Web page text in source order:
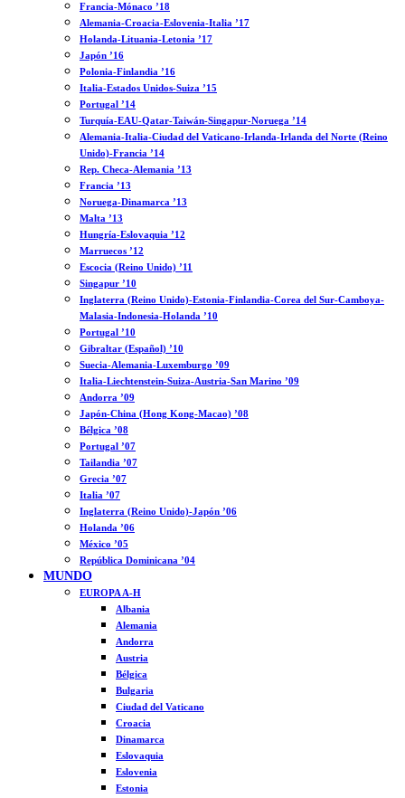
Francia-Mónaco ’18
Alemania-Croacia-Eslovenia-Italia ’17
Holanda-Lituania-Letonia ’17
Japón ’16
Polonia-Finlandia ’16
Italia-Estados Unidos-Suiza ’15
Portugal ’14
Turquía-EAU-Qatar-Taiwán-Singapur-Noruega ’14
Alemania-Italia-Ciudad del Vaticano-Irlanda-Irlanda del Norte (Reino
Unido)-Francia ’14
Rep. Checa-Alemania ’13
Francia ’13
Noruega-Dinamarca ’13
Malta ’13
Hungría-Eslovaquia ’12
Marruecos ’12
Escocia (Reino Unido) ’11
Singapur ’10
Inglaterra (Reino Unido)-Estonia-Finlandia-Corea del Sur-Camboya-
Malasia-Indonesia-Holanda ’10
Portugal ’10
Gibraltar (Español) ’10
Suecia-Alemania-Luxemburgo ’09
Italia-Liechtenstein-Suiza-Austria-San Marino ’09
Andorra ’09
Japón-China (Hong Kong-Macao) ’08
Bélgica ’08
Portugal ’07
Tailandia ’07
Grecia ’07
Italia ’07
Inglaterra (Reino Unido)-Japón ’06
Holanda ’06
México ’05
República Dominicana ’04
MUNDO
EUROPA A-H
Albania
Alemania
Andorra
Austria
Bélgica
Bulgaria
Ciudad del Vaticano
Croacia
Dinamarca
Eslovaquia
Eslovenia
Estonia